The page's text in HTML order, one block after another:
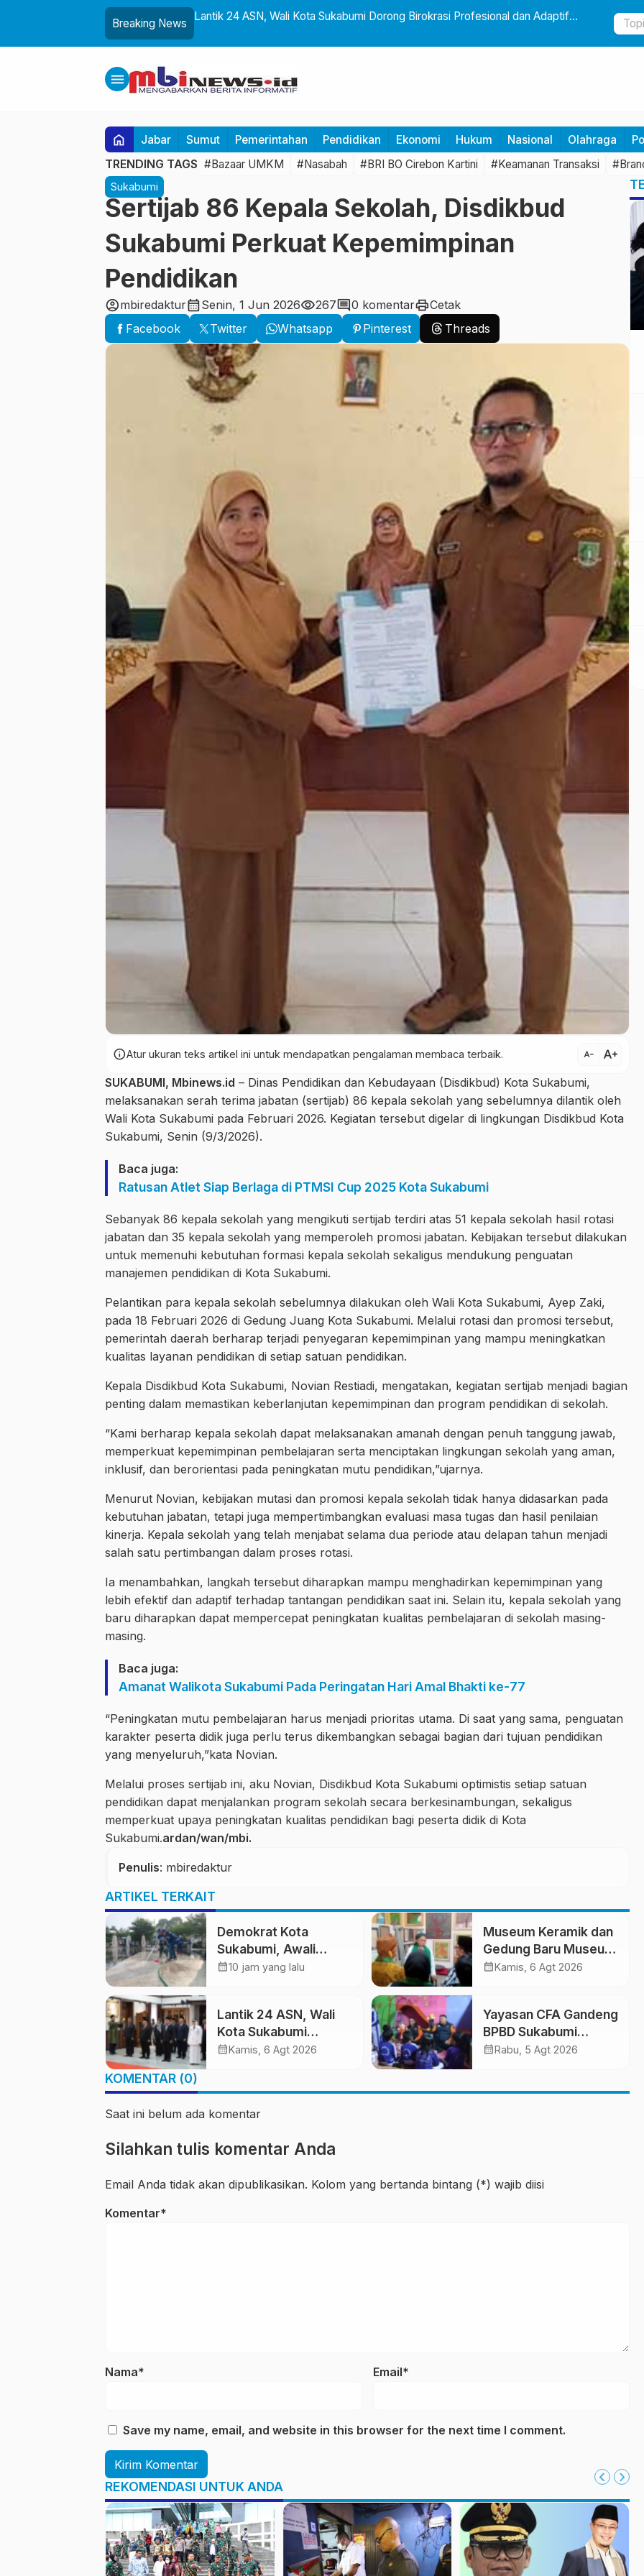
Breaking News
Prabu Siliwangi Diresmikan,
Lantik 24 ASN, Wali Kota Sukabumi Dorong Birokrasi Profesional dan Adaptif
Yayasan
Usia Dini
menu
home Jabar Sumut Pemerintahan Pendidikan Ekonomi Hukum Nasional Olahraga
TRENDING TAGS #Bazaar UMKM #Nasabah #BRI BO Cirebon Kartini #Keamanan Transaksi
Sukabumi
Sertijab 86 Kepala Sekolah, Disdikbud
Sukabumi Perkuat Kepemimpinan
Pendidikan
account_circlembiredakturcalendar_monthSenin, 1 Jun 2026visibility267comment0 komentarprintCetak
Facebook
Twitter Whatsapp Pinterest Threads
infoAtur ukuran teks artikel ini untuk mendapatkan pengalaman membaca terbaik. text_decrease text_increase
SUKABUMI, Mbinews.id – Dinas Pendidikan dan Kebudayaan (Disdikbud) Kota Sukabumi,
melaksanakan serah terima jabatan (sertijab) 86 kepala sekolah yang sebelumnya dilantik oleh
Wali Kota Sukabumi pada Februari 2026. Kegiatan tersebut digelar di lingkungan Disdikbud Kota
Sukabumi, Senin (9/3/2026).
Baca juga:
Ratusan Atlet Siap Berlaga di PTMSI Cup 2025 Kota Sukabumi
Sebanyak 86 kepala sekolah yang mengikuti sertijab terdiri atas 51 kepala sekolah hasil rotasi
jabatan dan 35 kepala sekolah yang memperoleh promosi jabatan. Kebijakan tersebut dilakukan
untuk memenuhi kebutuhan formasi kepala sekolah sekaligus mendukung penguatan
manajemen pendidikan di Kota Sukabumi.
Pelantikan para kepala sekolah sebelumnya dilakukan oleh Wali Kota Sukabumi, Ayep Zaki,
pada 18 Februari 2026 di Gedung Juang Kota Sukabumi. Melalui rotasi dan promosi tersebut,
pemerintah daerah berharap terjadi penyegaran kepemimpinan yang mampu meningkatkan
kualitas layanan pendidikan di setiap satuan pendidikan.
Kepala Disdikbud Kota Sukabumi, Novian Restiadi, mengatakan, kegiatan sertijab menjadi bagian
penting dalam memastikan keberlanjutan kepemimpinan dan program pendidikan di sekolah.
“Kami berharap kepala sekolah dapat melaksanakan amanah dengan penuh tanggung jawab,
memperkuat kepemimpinan pembelajaran serta menciptakan lingkungan sekolah yang aman,
inklusif, dan berorientasi pada peningkatan mutu pendidikan,”ujarnya.
Menurut Novian, kebijakan mutasi dan promosi kepala sekolah tidak hanya didasarkan pada
kebutuhan jabatan, tetapi juga mempertimbangkan evaluasi masa tugas dan hasil penilaian
kinerja. Kepala sekolah yang telah menjabat selama dua periode atau delapan tahun menjadi
salah satu pertimbangan dalam proses rotasi.
Ia menambahkan, langkah tersebut diharapkan mampu menghadirkan kepemimpinan yang
lebih efektif dan adaptif terhadap tantangan pendidikan saat ini. Selain itu, kepala sekolah yang
baru diharapkan dapat mempercepat peningkatan kualitas pembelajaran di sekolah masing-
masing.
Baca juga:
Amanat Walikota Sukabumi Pada Peringatan Hari Amal Bhakti ke-77
“Peningkatan mutu pembelajaran harus menjadi prioritas utama. Di saat yang sama, penguatan
karakter peserta didik juga perlu terus dikembangkan sebagai bagian dari tujuan pendidikan
yang menyeluruh,”kata Novian.
Melalui proses sertijab ini, aku Novian, Disdikbud Kota Sukabumi optimistis setiap satuan
pendidikan dapat menjalankan program sekolah secara berkesinambungan, sekaligus
memperkuat upaya peningkatan kualitas pendidikan bagi peserta didik di Kota
Sukabumi.ardan/wan/mbi.
Penulis: mbiredaktur
ARTIKEL TERKAIT
Demokrat Kota
Sukabumi, Awali
Rangkaian HUT ke-25
Alun-Alun
calendar_month10 jam yang lalu
Museum Keramik dan
Gedung Baru Museum
Prabu Siliwangi
Pelestarian Budaya
Nusantara
calendar_monthKamis, 6 Agt 2026
Lantik 24 ASN, Wali
Kota Sukabumi
Dorong Birokrasi
calendar_monthKamis, 6 Agt 2026
Yayasan CFA Gandeng
BPBD Sukabumi
Edukasi Mitigasi
calendar_monthRabu, 5 Agt 2026
KOMENTAR (0)
Saat ini belum ada komentar
Silahkan tulis komentar Anda
Email Anda tidak akan dipublikasikan. Kolom yang bertanda bintang (*) wajib diisi
Komentar*
Nama* Email*
Save my name, email, and website in this browser for the next time I comment.
REKOMENDASI UNTUK ANDA